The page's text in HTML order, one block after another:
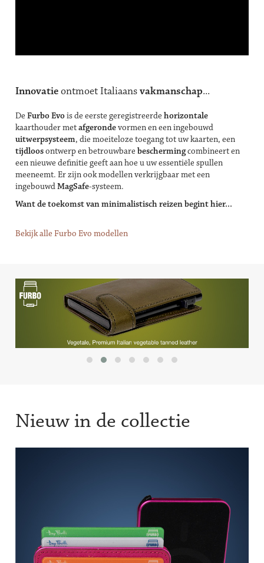
Innovatie ontmoet Italiaansvakmanschap...
DeFurbo Evo is de eerste geregistreerdehorizontale
kaarthouder metafgeronde vormen en een ingebouwd
uitwerpsysteem, die moeiteloze toegang tot uw kaarten, een
tijdloos ontwerp en betrouwbarebeschermingcombineert en
een nieuwe definitie geeft aan hoe u uw essentiële spullen
meeneemt. Er zijn ook modellen verkrijgbaar met een
ingebouwdMagSafe-systeem.
Want de toekomst van minimalistisch reizen begint hier...
Bekijk alle Furbo Evo modellen
Nieuw in de collectie